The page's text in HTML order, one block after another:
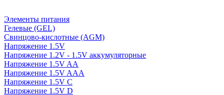
Элементы питания
Гелевые (GEL)
Свинцово-кислотные (AGM)
Напряжение 1.5V
Напряжение 1.2V - 1.5V аккумуляторные
Напряжение 1.5V AA
Напряжение 1.5V AAA
Напряжение 1.5V C
Напряжение 1.5V D